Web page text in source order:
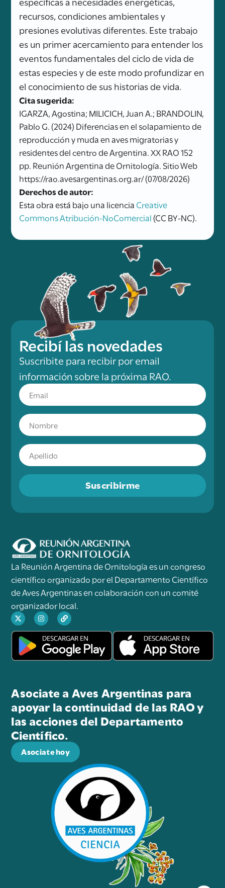
recursos, condiciones ambientales y
presiones evolutivas diferentes. Este trabajo
es un primer acercamiento para entender los
eventos fundamentales del ciclo de vida de
estas especies y de este modo profundizar en
el conocimiento de sus historias de vida.
Cita sugerida:
IGARZA, Agostina; MILICICH, Juan A.; BRANDOLIN,
Pablo G. (2024) Diferencias en el solapamiento de
reproducción y muda en aves migratorias y
residentes del centro de Argentina. XX RAO 152
pp. Reunión Argentina de Ornitología. Sitio Web
https://rao.avesargentinas.org.ar/ (07/08/2026)
Derechos de autor:
Esta obra está bajo una licencia Creative
Commons Atribución-NoComercial(CC BY-NC).
Recibí las novedades
Suscribite para recibir por email
información sobre la próxima RAO.
Suscribirme
La Reunión Argentina de Ornitología es un congreso
científico organizado por el Departamento Científico
de Aves Argentinas en colaboración con un comité
organizador local.
Asociate a Aves Argentinas para
apoyar la continuidad de las RAO y
las acciones del Departamento
Científico.
Asociate hoy